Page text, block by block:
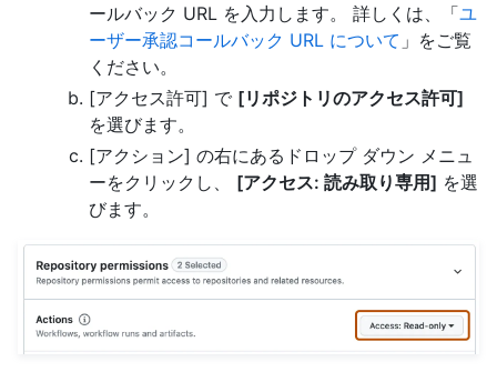
ールバック URL を入力します。 詳しくは、「ユ
ーザー承認コールバック URL について 」をご覧
ください。
[アクセス許可] で [リポジトリのアクセス許可]
を選びます。
[アクション] の右にあるドロップ ダウン メニュ
ーをクリックし、 [アクセス: 読み取り専用] を選
びます。